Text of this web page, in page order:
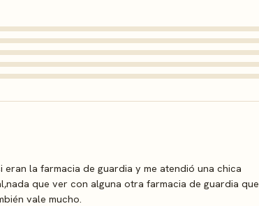
la farmacia de guardia y me atendió una chica
que ver con alguna otra farmacia de guardia que
vale mucho.